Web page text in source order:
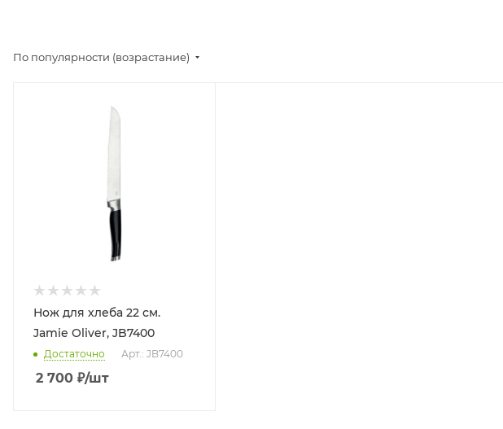
По популярности (возрастание)
Нож для хлеба 22 см.
Jamie Oliver, JB7400
Достаточно Арт.: JB7400
2 700 ₽/шт